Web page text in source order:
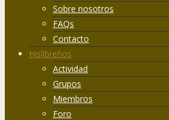
Sobre nosotros
FAQs
Contacto
Hislibreños
Actividad
Grupos
Miembros
Foro